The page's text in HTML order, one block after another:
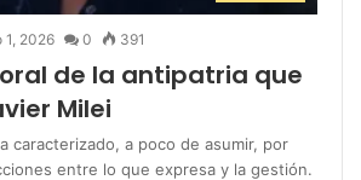
1, 2026 0 391
de la antipatria que
Milei
caracterizado, a poco de asumir, por
entre lo que expresa y la gestión.